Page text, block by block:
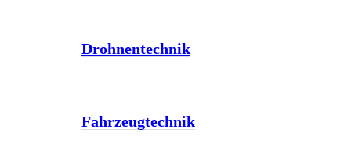
Drohnentechnik
Fahrzeugtechnik